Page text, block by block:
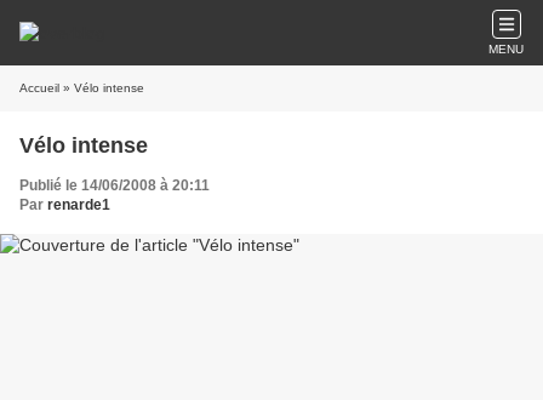
MENU
Accueil » Vélo intense
Vélo intense
Publié le 14/06/2008 à 20:11
Par renarde1